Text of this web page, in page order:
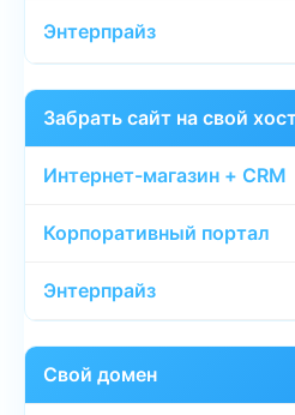
Забрать сайт на свой
Свой домен